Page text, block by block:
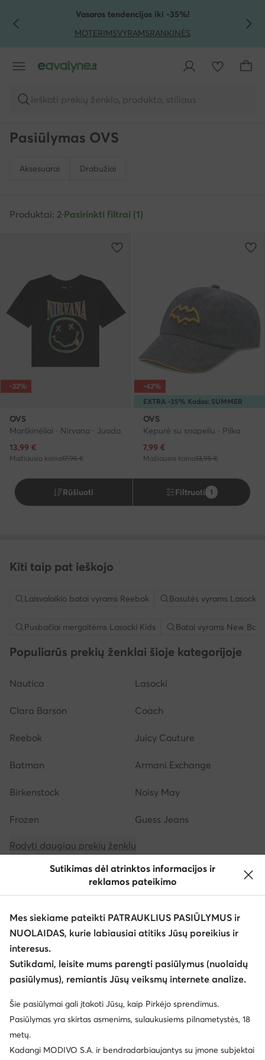
PEREITI PRIE PAGRINDINIO TURINIO
PEREITI Į PAIEŠKĄVasaros tendencijos iki -35%!
MOTERIMSVYRAMSRANKINĖS
Ieškoti prekių ženklo, produkto, stiliaus
Pasiūlymas OVS
Aksesuarai Drabužiai
Produktai: 2·Pasirinkti filtrai (1)
-22%
OVS
Marškinėliai · Nirvana · Juoda
Dabartinė kaina
13,99 €
Mažiausia kaina17,95 €
EXTRA -35% Kodas: SUMMER
-42%
OVS
Kepurė su snapeliu · Pilka
Dabartinė kaina
7,99 €
Mažiausia kaina13,95 €
Rūšiuoti Filtruoti 1
Kiti taip pat ieškojo
Laisvalaikio batai vyrams Reebok Basutės vyrams Lasocki
Pusbačiai mergaitėms Lasocki Kids Batai vyrams New
Populiarūs prekių ženklai šioje kategorijoje
Nautica Lasocki
Clara Barson Coach
Reebok Juicy Couture
Batman Armani Exchange
Birkenstock Noisy May
Frozen Guess Jeans
Rodyti daugiau prekių ženklų
Klientų aptarnavimas
Apie mus
Sutikimas dėl atrinktos informacijos ir
reklamos pateikimo
Mes siekiame pateikti PATRAUKLIUS PASIŪLYMUS ir
NUOLAIDAS, kurie labiausiai atitiks Jūsų poreikius ir
interesus.
Sutikdami, leisite mums parengti pasiūlymus (nuolaidų
pasiūlymus), remiantis Jūsų veiksmų internete analize.
Šie pasiūlymai gali įtakoti Jūsų, kaip Pirkėjo sprendimus.
Pasiūlymas yra skirtas asmenims, sulaukusiems pilnametystės, 18
metų.
Kadangi MODIVO S.A. ir bendradarbiaujantys su įmone subjektai